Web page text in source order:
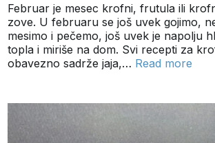
Februar je mesec krofni, frutula ili
zove. U februaru se još uvek gojimo,
mesimo i pečemo, još uvek je napolju
topla i miriše na dom. Svi recepti za
obavezno sadrže jaja,… Read more